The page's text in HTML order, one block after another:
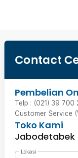
Contact
Pembelian
Telp : (021) 39 700
Customer Service
Toko Kami
Jabodetabek
Lokasi